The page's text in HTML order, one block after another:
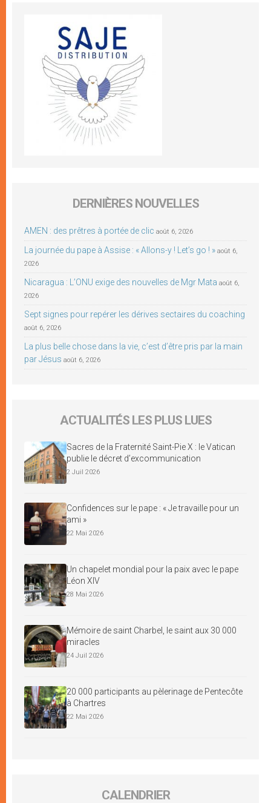
DERNIÈRES NOUVELLES
AMEN : des prêtres à portée de clic août 6, 2026
La journée du pape à Assise : « Allons-y ! Let’s go ! » août 6,
2026
Nicaragua : L’ONU exige des nouvelles de Mgr Mata août 6,
2026
Sept signes pour repérer les dérives sectaires du coaching
août 6, 2026
La plus belle chose dans la vie, c’est d’être pris par la main
par Jésus août 6, 2026
ACTUALITÉS LES PLUS LUES
Sacres de la Fraternité Saint-Pie X : le Vatican
publie le décret d’excommunication
2 Juil 2026
Confidences sur le pape : « Je travaille pour un
ami »
22 Mai 2026
Un chapelet mondial pour la paix avec le pape
Léon XIV
28 Mai 2026
Mémoire de saint Charbel, le saint aux 30 000
miracles
24 Juil 2026
20 000 participants au pèlerinage de Pentecôte
à Chartres
22 Mai 2026
CALENDRIER